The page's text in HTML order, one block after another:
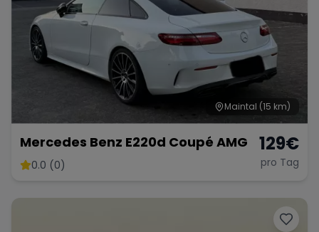
McLaren Ford Jaguar
Chevrolet Dodge
Aston Martin
Maintal (15 km)
Mercedes Benz E220d Coupé AMG
0.0 (0)
129€
pro Tag